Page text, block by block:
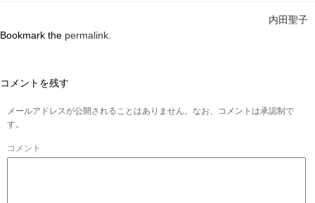
内田聖子
Bookmark the permalink
コメントを残す
メールアドレスが公開されることはありません。なお、コメントは承認制で
す。
コメント